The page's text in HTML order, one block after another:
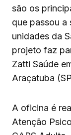
são os
que passou a
unidades da
projeto faz
Zatti Saúde
Araçatuba
A oficina é
Atenção